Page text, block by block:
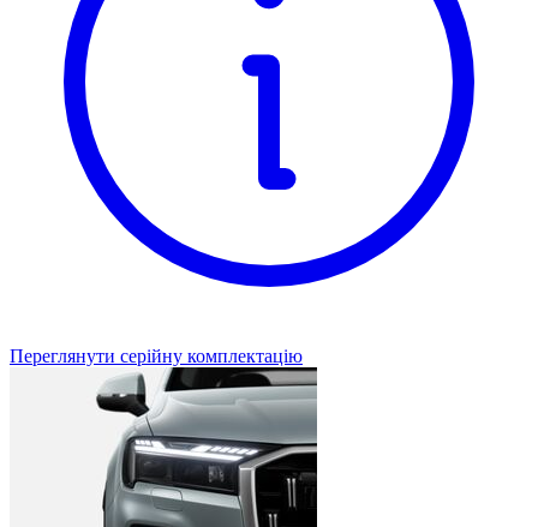
Переглянути серійну комплектацію